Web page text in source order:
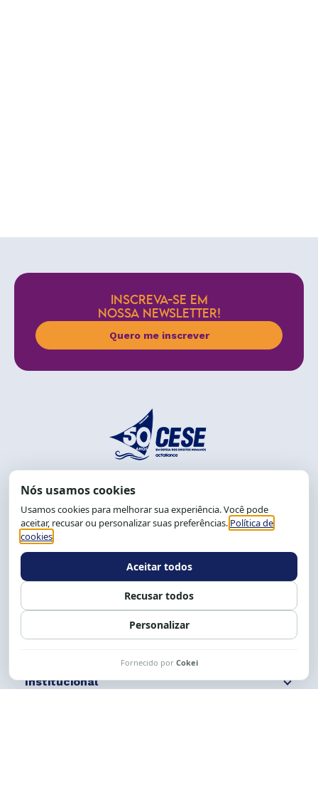
INSCREVA-SE EM
NOSSA NEWSLETTER!
Quero me inscrever
End.: R. da Graça, 150. Graça
CEP: 40.150-055
Salvador-BA, Brasil.
Tel.: (71) 2104-5457, Cel.: (71) 9 9239-2104 ou 2105
Expediente: 8h às 12h e 13 às 17h.
Siga nossas redes Fale conosco
Institucional